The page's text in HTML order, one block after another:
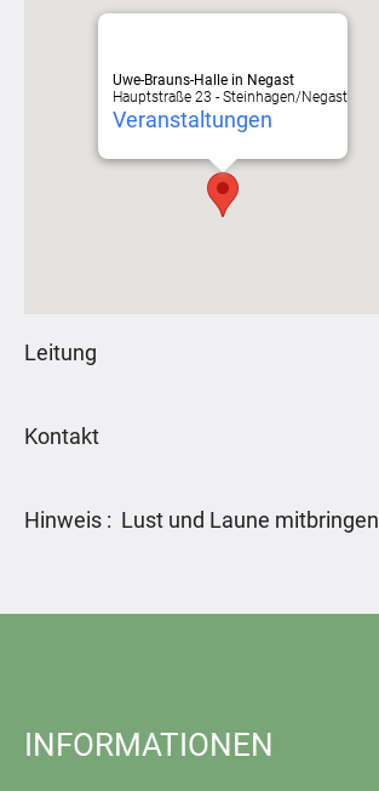
Uwe-Brauns-Halle in Negast
Hauptstraße 23 - Steinhagen/Negast
Veranstaltungen
Leitung
Kontakt
Hinweis : Lust und Laune mitbringen
INFORMATIONEN